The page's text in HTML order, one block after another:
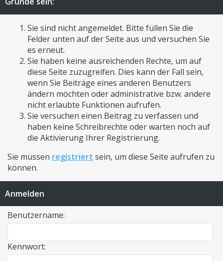
Sie sind nicht angemeldet. Bitte füllen Sie die
Felder unten auf der Seite aus und versuchen Sie
es erneut.
Sie haben keine ausreichenden Rechte, um auf
diese Seite zuzugreifen. Dies kann der Fall sein,
wenn Sie Beiträge eines anderen Benutzers
ändern möchten oder administrative bzw. andere
nicht erlaubte Funktionen aufrufen.
Sie versuchen einen Beitrag zu verfassen und
haben keine Schreibrechte oder warten noch auf
die Aktivierung Ihrer Registrierung.
Sie müssen registriert sein, um diese Seite aufrufen zu
können.
Anmelden
Benutzername:
Kennwort: